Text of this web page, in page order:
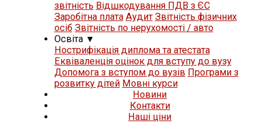
звітність Відшкодування ПДВ з ЄС
Заробітна плата Аудит Звітність фізичних
осіб Звітність по нерухомості / авто
Освіта ▼
Нострифікація диплома та атестата
Еквіваленція оцінок для вступу до вузу
Допомога з вступом до вузів Програми з
розвитку дітей Мовні курси
Новини
Контакти
Нашi цiни